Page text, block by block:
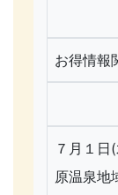
お得情報
７月１
原温泉地